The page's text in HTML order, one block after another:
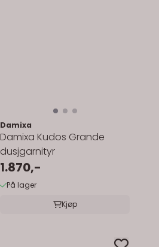
Damixa
Damixa Kudos Grande
dusjgarnityr
1.870,-
På lager
Kjøp